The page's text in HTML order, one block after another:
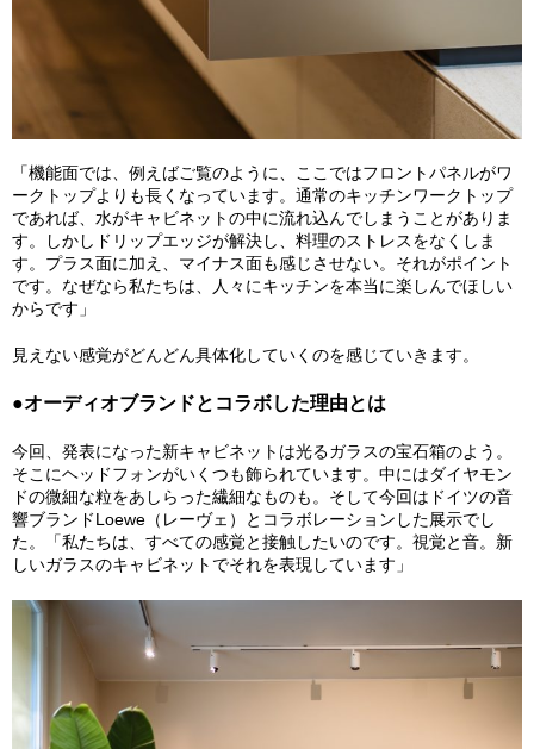
「機能面では、例えばご覧のように、ここではフロントパネルがワ
ークトップよりも長くなっています。通常のキッチンワークトップ
であれば、水がキャビネットの中に流れ込んでしまうことがありま
す。しかしドリップエッジが解決し、料理のストレスをなくしま
す。プラス面に加え、マイナス面も感じさせない。それがポイント
です。なぜなら私たちは、人々にキッチンを本当に楽しんでほしい
からです」
見えない感覚がどんどん具体化していくのを感じていきます。
●オーディオブランドとコラボした理由とは
今回、発表になった新キャビネットは光るガラスの宝石箱のよう。
そこにヘッドフォンがいくつも飾られています。中にはダイヤモン
ドの微細な粒をあしらった繊細なものも。そして今回はドイツの音
響ブランドLoewe（レーヴェ）とコラボレーションした展示でし
た。「私たちは、すべての感覚と接触したいのです。視覚と音。新
しいガラスのキャビネットでそれを表現しています」